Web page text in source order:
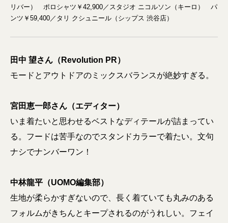
リバー） ポロシャツ￥42,900／スタジオ ニコルソン（キーロ） パ
ンツ￥59,400／タリ クシュニール（シップス 渋谷店）
田中 望さん（Revolution PR）
モードとアウトドアのミックスバランスが絶妙すぎる。
宮田恵一郎さん（エディター）
いま着たいと思わせるベストなディテールが詰まってい
る。フードは苦手なのでスタンドカラーで着たい。文句
ナシでナンバーワン！
中林龍平（UOMO編集部）
生地が柔らかすぎないので、長く着ていても丸みのある
フォルムがきちんとキープされるのがうれしい。フェイ